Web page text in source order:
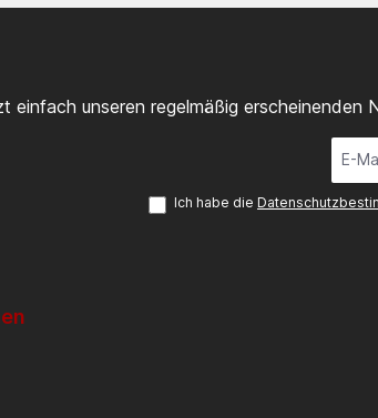
einfach unseren regelmäßig
Ich habe die